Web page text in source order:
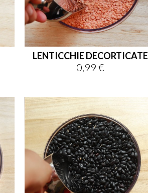
LENTICCHIE DECORTICATE
Prezzo
0,99 €